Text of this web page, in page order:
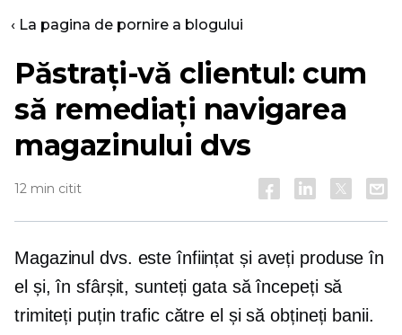
‹ La pagina de pornire a blogului
Păstrați-vă clientul: cum
să remediați navigarea
magazinului dvs
12 min citit
Magazinul dvs. este înființat și aveți produse în
el și, în sfârșit, sunteți gata să începeți să
trimiteți puțin trafic către el și să obțineți banii.